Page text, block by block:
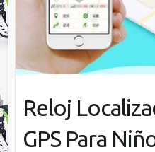
Reloj
GPS Para